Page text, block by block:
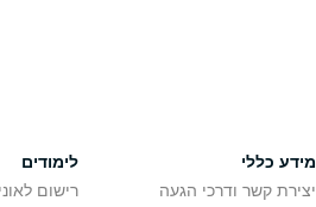
מידע כללי
יצירת קשר ודרכי הגעה
לימודים
רישום